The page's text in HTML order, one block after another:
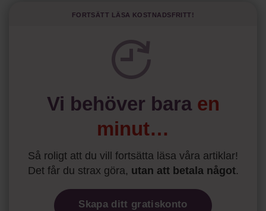
uppdaterad eller hälsoskäl som gör att man behöver byta
äldreomsorgen är tunga, det är inte alla som orkar med
Fortsätt läsa kostnadsfritt!
Vi behöver bara en
minut…
Så roligt att du vill fortsätta läsa våra artiklar!
Det får du strax göra, utan att betala något.
Skapa ditt gratiskonto